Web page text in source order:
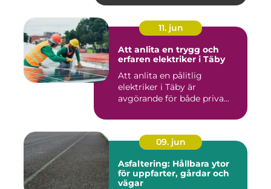
11. jun
Att anlita en trygg och
erfaren elektriker i Täby
Att anlita en pålitlig
elektriker i Täby är
avgörande för både priva...
09. jun
Asfaltering: Hållbara ytor
för uppfarter, gårdar och
vägar